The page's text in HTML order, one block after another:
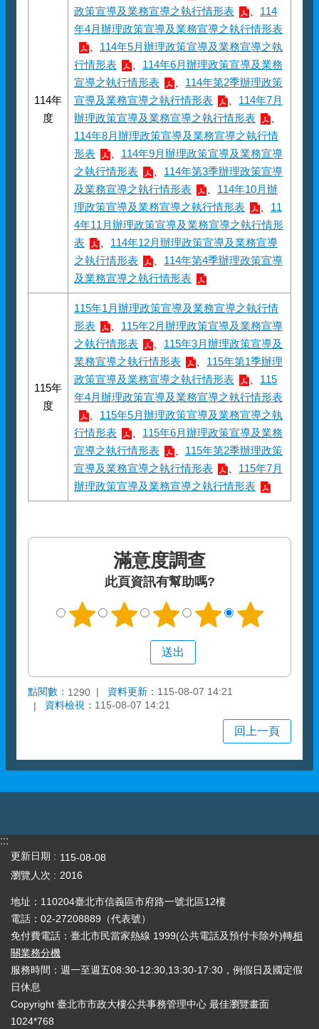
114年
度
政策宣導及業務宣導之執行情形表
114
年4月辦理政策宣導及業務宣導之執行情形表
114年5月辦理政策宣導及業務宣導之執
行情形表
114年6月辦理政策宣導及業務
宣導之執行情形表
114年第2季辦理政策
宣導及業務宣導之執行情形表
114年7月
辦理政策宣導及業務宣導之執行情形表
114年8月辦理政策宣導及業務宣導之執行情
形表
114年9月辦理政策宣導及業務宣導
之執行情形表
114年第3季辦理政策宣導
及業務宣導之執行情形表
114年10月辦
理政策宣導及業務宣導之執行情形表
11
4年11月辦理政策宣導及業務宣導之執行情形
表
114年12月辦理政策宣導及業務宣導
之執行情形表
114年第4季辦理政策宣導
及業務宣導之執行情形表
115年
度
115年1月辦理政策宣導及業務宣導之執行情
形表
115年2月辦理政策宣導及業務宣導
之執行情形表
115年3月辦理政策宣導及
業務宣導之執行情形表
115年第1季辦理
政策宣導及業務宣導之執行情形表
115
年4月辦理政策宣導及業務宣導之執行情形表
115年5月辦理政策宣導及業務宣導之執
行情形表
115年6月辦理政策宣導及業務
宣導之執行情形表
115年第2季辦理政策
宣導及業務宣導之執行情形表
115年7月
辦理政策宣導及業務宣導之執行情形表
滿意度調查
此頁資訊有幫助嗎?
點閱數： 1290 資料更新： 115-08-07 14:21
資料檢視： 115-08-07 14:21
回上一頁
:::
更新日期
115-08-08
瀏覽人次
2016
地址：110204臺北市信義區市府路一號北區12樓
電話：02-27208889（代表號）
免付費電話：臺北市民當家熱線 1999(公共電話及預付卡除外)轉相
關業務分機
服務時間：週一至週五08:30-12:30,13:30-17:30，例假日及國定假
日休息
Copyright 臺北市市政大樓公共事務管理中心 最佳瀏覽畫面
1024*768